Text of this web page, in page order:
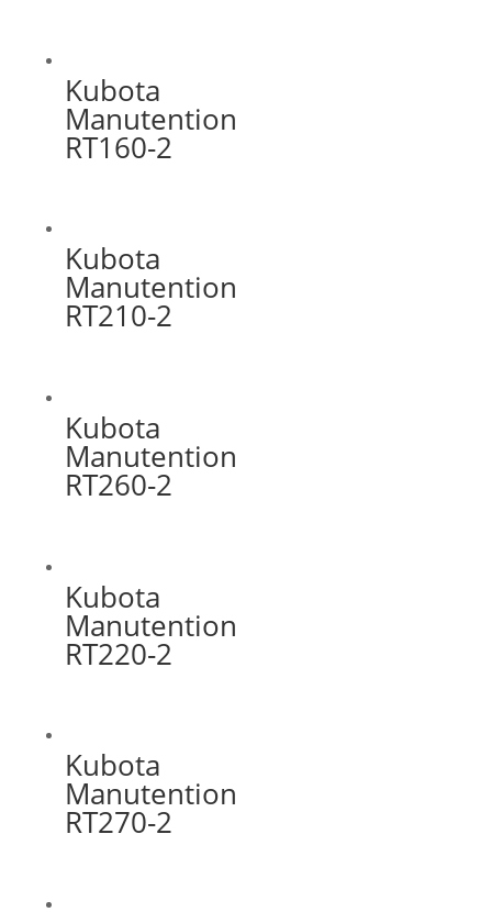
Kubota
Manutention
RT160-2
Kubota
Manutention
RT210-2
Kubota
Manutention
RT260-2
Kubota
Manutention
RT220-2
Kubota
Manutention
RT270-2